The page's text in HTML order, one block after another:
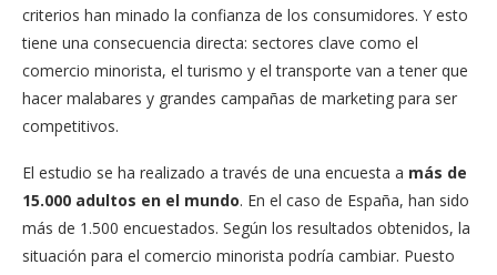
criterios han minado la confianza de los consumidores. Y esto
tiene una consecuencia directa: sectores clave como el
comercio minorista, el turismo y el transporte van a tener que
hacer malabares y grandes campañas de marketing para ser
competitivos.
El estudio se ha realizado a través de una encuesta a más de
15.000 adultos en el mundo. En el caso de España, han sido
más de 1.500 encuestados. Según los resultados obtenidos, la
situación para el comercio minorista podría cambiar. Puesto